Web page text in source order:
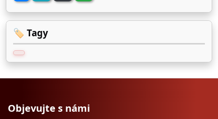
🏷️ Tagy
Objevujte s námi